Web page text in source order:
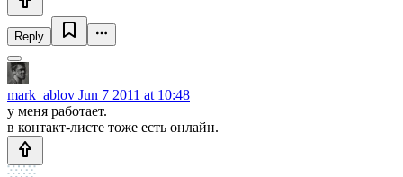
Reply
mark_ablov Jun 7 2011 at 10:48
у меня работает.
в контакт-листе тоже есть онлайн.